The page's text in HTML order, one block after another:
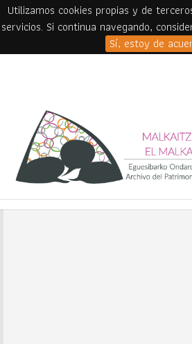
Utilizamos cookies propias y de
servicios. Si continua navegando,
Sí, estoy de